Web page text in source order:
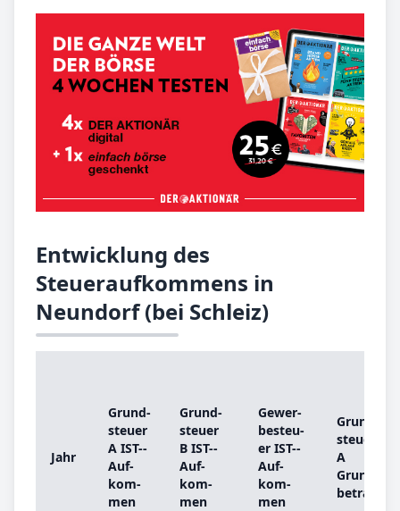
Entwicklung des
Steueraufkommens in
Neundorf (bei Schleiz)
Jahr
Grund­
steu­er
A IST-­
Auf­
kom­
men
Grund­
steu­er
B IST-­
Auf­
kom­
men
Ge­wer­
be­steu­
er IST-­
Auf­
kom­
men
Grund­
steu­er
A
Grund­
be­trag